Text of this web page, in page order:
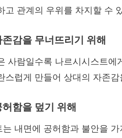
고 관계의 우위를 차지할 수
감을 무너뜨리기 위해
사람일수록 나르시시스트
스럽게 만들어 상대의 자존
함을 덮기 위해
는 내면에 공허함과 불안을